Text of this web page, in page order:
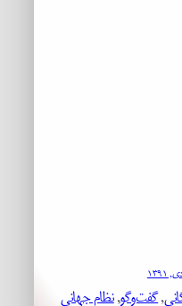
, گفت‌وگو, نظام جهانی